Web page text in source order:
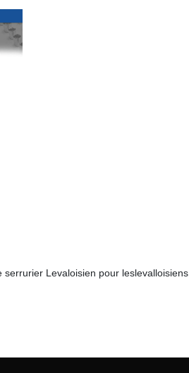
Levaloisien pour leslevalloisiens.